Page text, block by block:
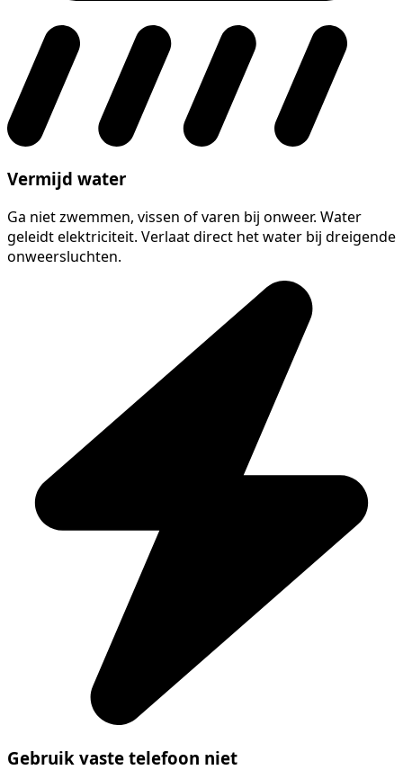
Vermijd water
Ga niet zwemmen, vissen of varen bij onweer. Water
geleidt elektriciteit. Verlaat direct het water bij dreigende
onweersluchten.
Gebruik vaste telefoon niet